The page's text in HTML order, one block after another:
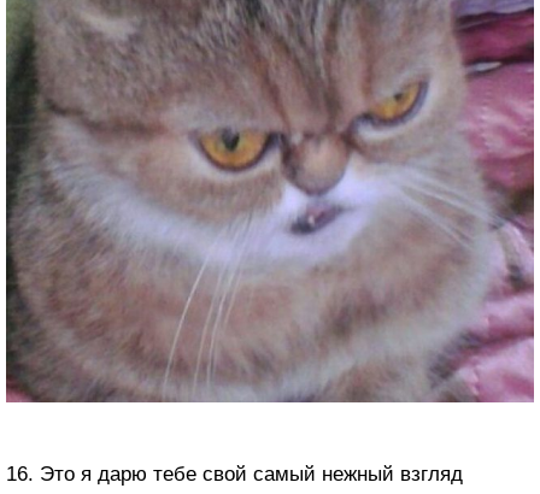
16. Это я дарю тебе свой самый нежный взгляд